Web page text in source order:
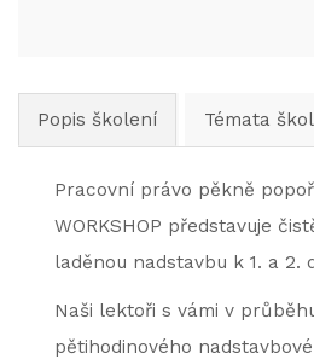
Popis školení Témata
Pracovní právo pěkně
WORKSHOP představuje
laděnou nadstavbu k 1. a 2.
Naši lektoři s vámi v
pětihodinového